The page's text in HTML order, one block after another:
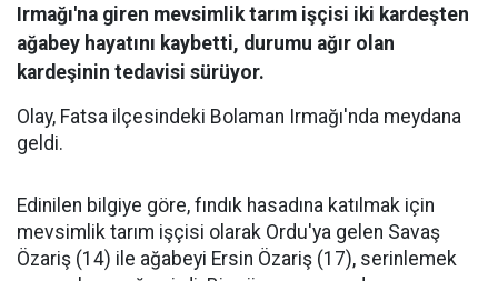
Irmağı'na giren mevsimlik tarım işçisi iki kardeşten
ağabey hayatını kaybetti, durumu ağır olan
kardeşinin tedavisi sürüyor.
Olay, Fatsa ilçesindeki Bolaman Irmağı'nda meydana
geldi.
Edinilen bilgiye göre, fındık hasadına katılmak için
mevsimlik tarım işçisi olarak Ordu'ya gelen Savaş
Özariş (14) ile ağabeyi Ersin Özariş (17), serinlemek